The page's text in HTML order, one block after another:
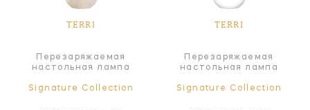
TERRI
Перезаряжаемая
настольная лампа
Signature Collection
TERRI
Перезаряжаемая
настольная лампа
Signature Collection